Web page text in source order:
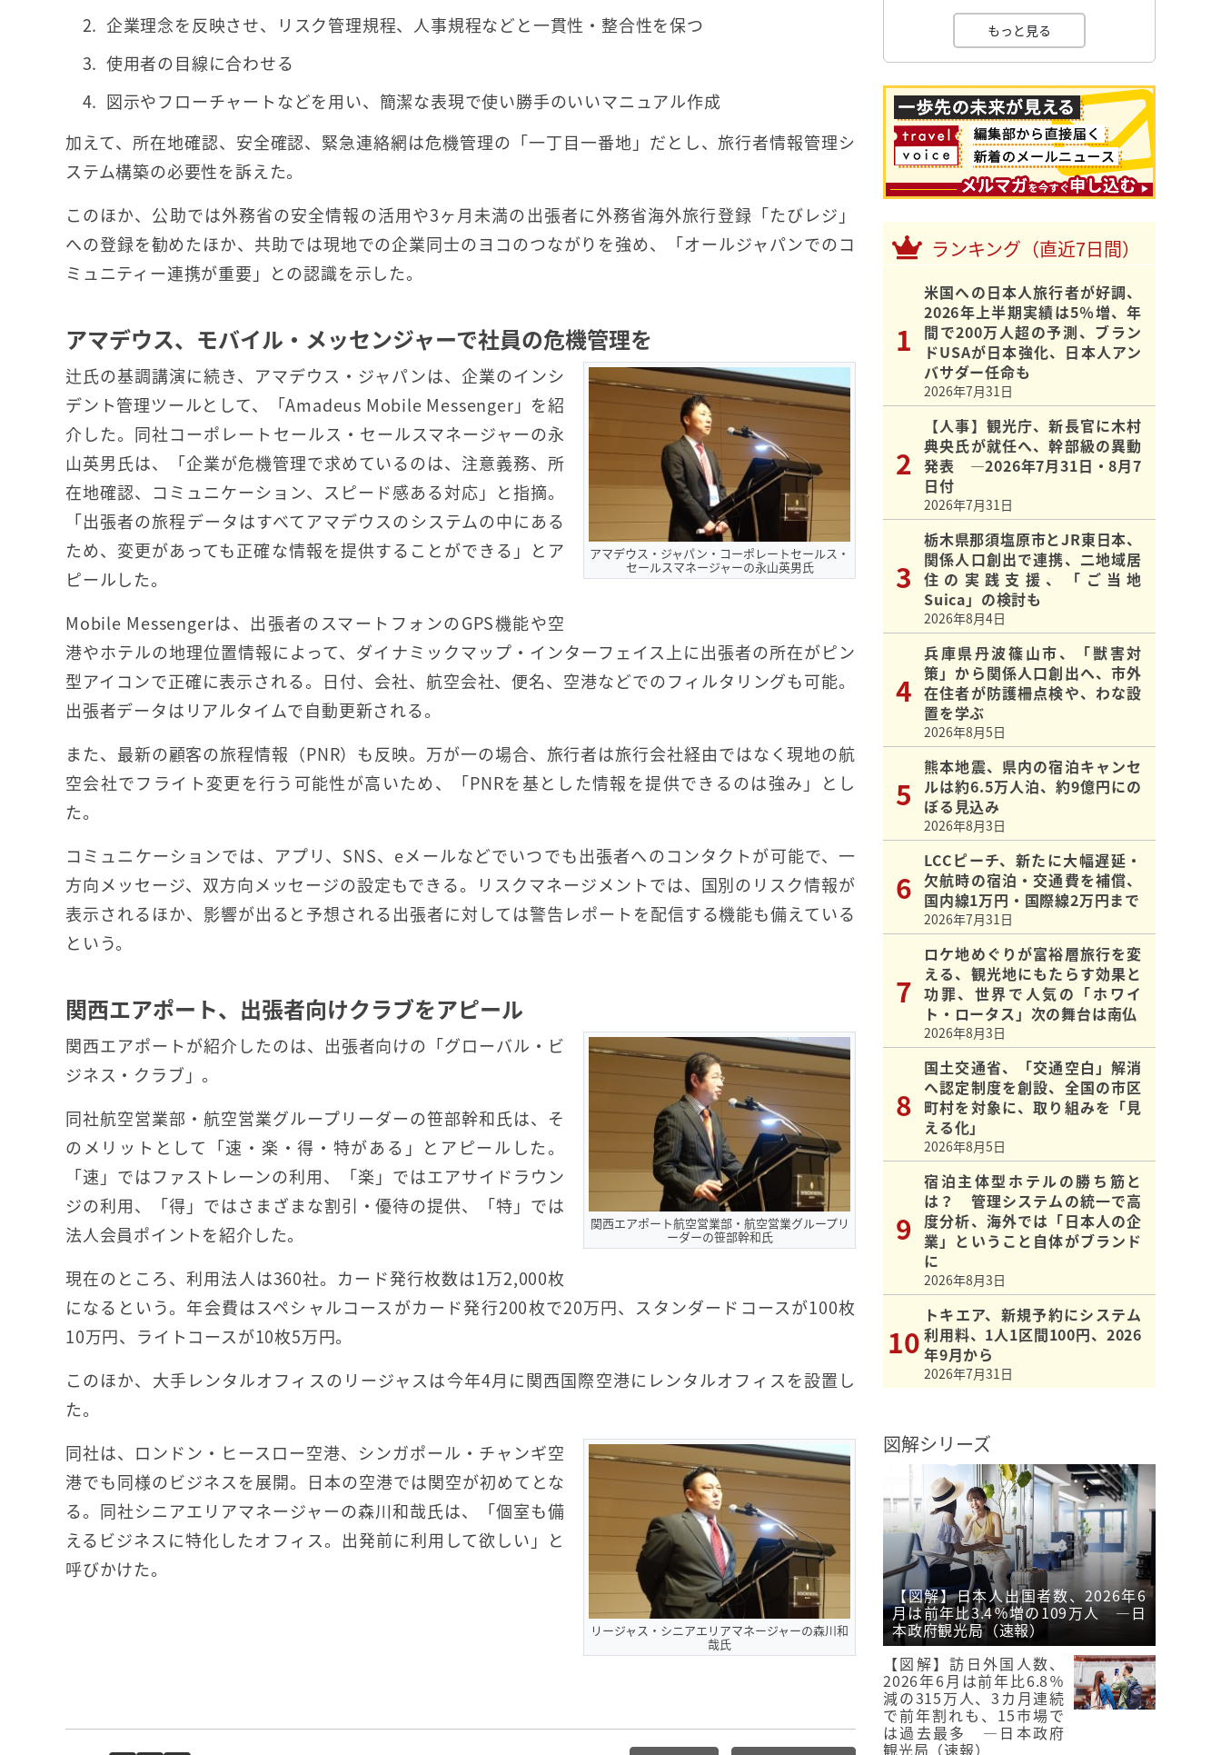
企業理念を反映させ、リスク管理規程、人事規程などと一貫性・整合性を保つ
使用者の目線に合わせる
図示やフローチャートなどを用い、簡潔な表現で使い勝手のいいマニュアル作成
加えて、所在地確認、安全確認、緊急連絡網は危機管理の「一丁目一番地」だとし、旅行者情報管理シ
ステム構築の必要性を訴えた。
このほか、公助では外務省の安全情報の活用や3ヶ月未満の出張者に外務省海外旅行登録「たびレジ」
への登録を勧めたほか、共助では現地での企業同士のヨコのつながりを強め、「オールジャパンでのコ
ミュニティー連携が重要」との認識を示した。
アマデウス、モバイル・メッセンジャーで社員の危機管理を
アマデウス・ジャパン・コーポレートセールス・
セールスマネージャーの永山英男氏
辻氏の基調講演に続き、アマデウス・ジャパンは、企業のインシ
デント管理ツールとして、「Amadeus Mobile Messenger」を紹
介した。同社コーポレートセールス・セールスマネージャーの永
山英男氏は、「企業が危機管理で求めているのは、注意義務、所
在地確認、コミュニケーション、スピード感ある対応」と指摘。
「出張者の旅程データはすべてアマデウスのシステムの中にある
ため、変更があっても正確な情報を提供することができる」とア
ピールした。
Mobile Messengerは、出張者のスマートフォンのGPS機能や空
港やホテルの地理位置情報によって、ダイナミックマップ・インターフェイス上に出張者の所在がピン
型アイコンで正確に表示される。日付、会社、航空会社、便名、空港などでのフィルタリングも可能。
出張者データはリアルタイムで自動更新される。
また、最新の顧客の旅程情報（PNR）も反映。万が一の場合、旅行者は旅行会社経由ではなく現地の航
空会社でフライト変更を行う可能性が高いため、「PNRを基とした情報を提供できるのは強み」とし
た。
コミュニケーションでは、アプリ、SNS、eメールなどでいつでも出張者へのコンタクトが可能で、一
方向メッセージ、双方向メッセージの設定もできる。リスクマネージメントでは、国別のリスク情報が
表示されるほか、影響が出ると予想される出張者に対しては警告レポートを配信する機能も備えている
という。
関西エアポート、出張者向けクラブをアピール
関西エアポート航空営業部・航空営業グループリ
ーダーの笹部幹和氏
関西エアポートが紹介したのは、出張者向けの「グローバル・ビ
ジネス・クラブ」。
同社航空営業部・航空営業グループリーダーの笹部幹和氏は、そ
のメリットとして「速・楽・得・特がある」とアピールした。
「速」ではファストレーンの利用、「楽」ではエアサイドラウン
ジの利用、「得」ではさまざまな割引・優待の提供、「特」では
法人会員ポイントを紹介した。
現在のところ、利用法人は360社。カード発行枚数は1万2,000枚
になるという。年会費はスペシャルコースがカード発行200枚で20万円、スタンダードコースが100枚
10万円、ライトコースが10枚5万円。
このほか、大手レンタルオフィスのリージャスは今年4月に関西国際空港にレンタルオフィスを設置し
た。
リージャス・シニアエリアマネージャーの森川和
哉氏
同社は、ロンドン・ヒースロー空港、シンガポール・チャンギ空
港でも同様のビジネスを展開。日本の空港では関空が初めてとな
る。同社シニアエリアマネージャーの森川和哉氏は、「個室も備
えるビジネスに特化したオフィス。出発前に利用して欲しい」と
呼びかけた。
もっと見る
ランキング（直近7日間）
米国への日本人旅行者が好調、
2026年上半期実績は5％増、年
間で200万人超の予測、ブラン
ドUSAが日本強化、日本人アン
バサダー任命も
2026年7月31日
【人事】観光庁、新長官に木村
典央氏が就任へ、幹部級の異動
発表 ―2026年7月31日・8月7
日付
2026年7月31日
栃木県那須塩原市とJR東日本、
関係人口創出で連携、二地域居
住の実践支援、「ご当地
Suica」の検討も
2026年8月4日
兵庫県丹波篠山市、「獣害対
策」から関係人口創出へ、市外
在住者が防護柵点検や、わな設
置を学ぶ
2026年8月5日
熊本地震、県内の宿泊キャンセ
ルは約6.5万人泊、約9億円にの
ぼる見込み
2026年8月3日
LCCピーチ、新たに大幅遅延・
欠航時の宿泊・交通費を補償、
国内線1万円・国際線2万円まで
2026年7月31日
ロケ地めぐりが富裕層旅行を変
える、観光地にもたらす効果と
功罪、世界で人気の「ホワイ
ト・ロータス」次の舞台は南仏
2026年8月3日
国土交通省、「交通空白」解消
へ認定制度を創設、全国の市区
町村を対象に、取り組みを「見
える化」
2026年8月5日
宿泊主体型ホテルの勝ち筋と
は？ 管理システムの統一で高
度分析、海外では「日本人の企
業」ということ自体がブランド
に
2026年8月3日
トキエア、新規予約にシステム
利用料、1人1区間100円、2026
年9月から
2026年7月31日
図解シリーズ
【図解】日本人出国者数、2026年6
月は前年比3.4％増の109万人 ―日
本政府観光局（速報）
【図解】訪日外国人数、
2026年6月は前年比6.8％
減の315万人、3カ月連続
で前年割れも、15市場で
は過去最多 ―日本政府
観光局（速報）